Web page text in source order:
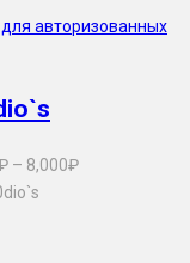
авторизованных
– 8,000₽